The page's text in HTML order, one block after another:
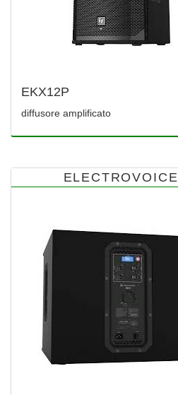
EKX12P
diffusore amplificato
ELECTROVOICE